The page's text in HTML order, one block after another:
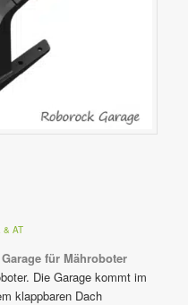
& AT
für Mähroboter
Die Garage kommt im
klappbaren Dach